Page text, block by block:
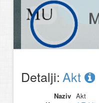
Detalji: Akt
Naziv Akt